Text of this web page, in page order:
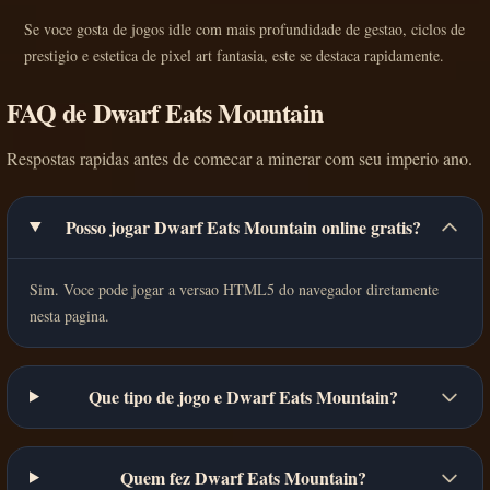
Se voce gosta de jogos idle com mais profundidade de gestao, ciclos de
prestigio e estetica de pixel art fantasia, este se destaca rapidamente.
FAQ de Dwarf Eats Mountain
Respostas rapidas antes de comecar a minerar com seu imperio ano.
Posso jogar Dwarf Eats Mountain online gratis?
Sim. Voce pode jogar a versao HTML5 do navegador diretamente
nesta pagina.
Que tipo de jogo e Dwarf Eats Mountain?
Quem fez Dwarf Eats Mountain?